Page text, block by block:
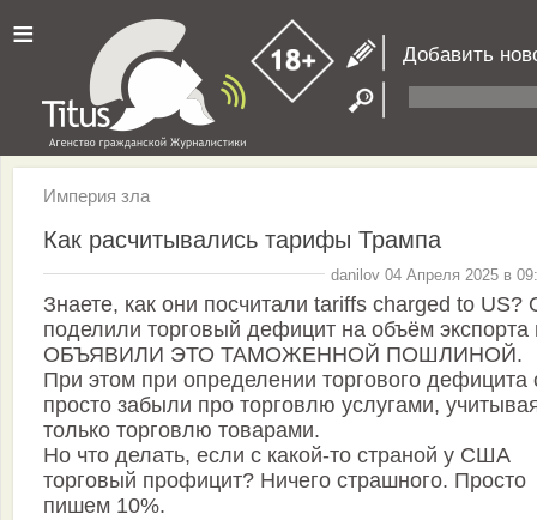
≡ Добавить
Империя зла
Как расчитывались тарифы Трампа
danilov 04 Апреля 2025 в
Знаете, как они посчитали tariffs charged to US?
поделили торговый дефицит на объём экспорта
ОБЪЯВИЛИ ЭТО ТАМОЖЕННОЙ ПОШЛИНОЙ.
При этом при определении торгового дефицита
просто забыли про торговлю услугами,
только торговлю товарами.
Но что делать, если с какой-то страной у США
торговый профицит? Ничего страшного. Просто
пишем 10%.